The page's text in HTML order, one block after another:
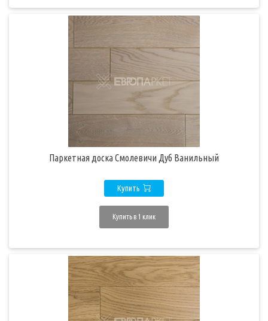
Паркетная доска Смолевичи Дуб Ванильный
Купить
Купить в 1 клик